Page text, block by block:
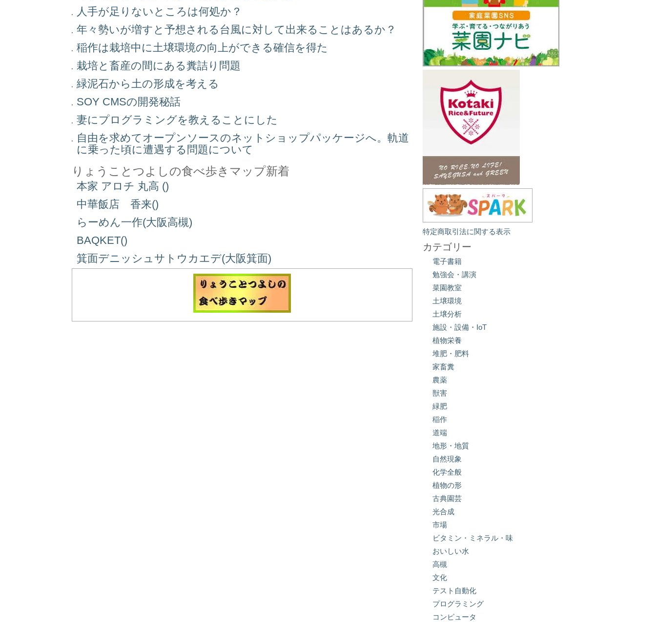
人手が足りないところは何処か？
年々勢いが増すと予想される台風に対して出来ることはあるか？
稲作は栽培中に土壌環境の向上ができる確信を得た
栽培と畜産の間にある糞詰り問題
緑泥石から土の形成を考える
SOY CMSの開発秘話
妻にプログラミングを教えることにした
自由を求めてオープンソースのネットショップパッケージへ。軌道
に乗った頃に遭遇する問題について
りょうことつよしの食べ歩きマップ新着
本家 アロチ 丸高 ()
中華飯店 香来()
らーめん一作(大阪高槻)
BAQKET()
箕面デニッシュサトウカエデ(大阪箕面)
特定商取引法に関する表示
カテゴリー
電子書籍
勉強会・講演
菜園教室
土壌環境
土壌分析
施設・設備・IoT
植物栄養
堆肥・肥料
家畜糞
農薬
獣害
緑肥
稲作
道端
地形・地質
自然現象
化学全般
植物の形
古典園芸
光合成
市場
ビタミン・ミネラル・味
おいしい水
高槻
文化
テスト自動化
プログラミング
コンピュータ